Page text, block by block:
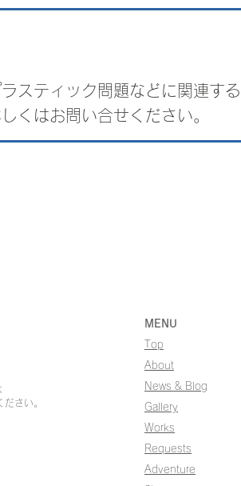
スティック問題などに関連する
くはお問い合せください。
ださい。
MENU
Top
About
News & Blog
Gallery
Works
Requests
Adventure